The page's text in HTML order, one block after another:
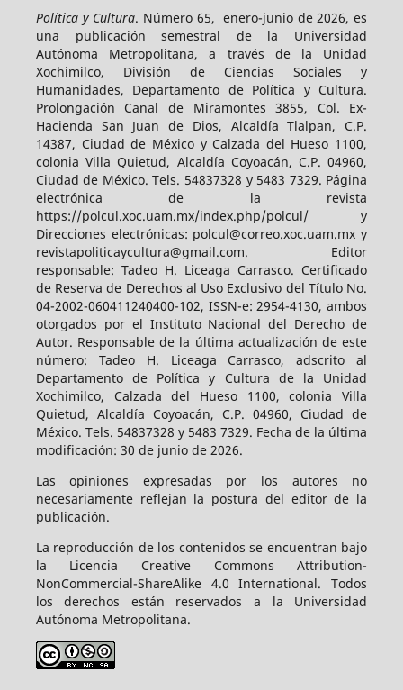
Política y Cultura. Número 65, enero-junio de 2026, es
una publicación semestral de la Universidad
Autónoma Metropolitana, a través de la Unidad
Xochimilco, División de Ciencias Sociales y
Humanidades, Departamento de Política y Cultura.
Prolongación Canal de Miramontes 3855, Col. Ex-
Hacienda San Juan de Dios, Alcaldía Tlalpan, C.P.
14387, Ciudad de México y Calzada del Hueso 1100,
colonia Villa Quietud, Alcaldía Coyoacán, C.P. 04960,
Ciudad de México. Tels. 54837328 y 5483 7329. Página
electrónica de la revista
https://polcul.xoc.uam.mx/index.php/polcul/ y
Direcciones electrónicas: polcul@correo.xoc.uam.mx y
revistapoliticaycultura@gmail.com. Editor
responsable: Tadeo H. Liceaga Carrasco. Certificado
de Reserva de Derechos al Uso Exclusivo del Título No.
04-2002-060411240400-102, ISSN-e: 2954-4130, ambos
otorgados por el Instituto Nacional del Derecho de
Autor. Responsable de la última actualización de este
número: Tadeo H. Liceaga Carrasco, adscrito al
Departamento de Política y Cultura de la Unidad
Xochimilco, Calzada del Hueso 1100, colonia Villa
Quietud, Alcaldía Coyoacán, C.P. 04960, Ciudad de
México. Tels. 54837328 y 5483 7329. Fecha de la última
modificación: 30 de junio de 2026.
Las opiniones expresadas por los autores no
necesariamente reflejan la postura del editor de la
publicación.
La reproducción de los contenidos se encuentran bajo
la Licencia Creative Commons Attribution-
NonCommercial-ShareAlike 4.0 International. Todos
los derechos están reservados a la Universidad
Autónoma Metropolitana.